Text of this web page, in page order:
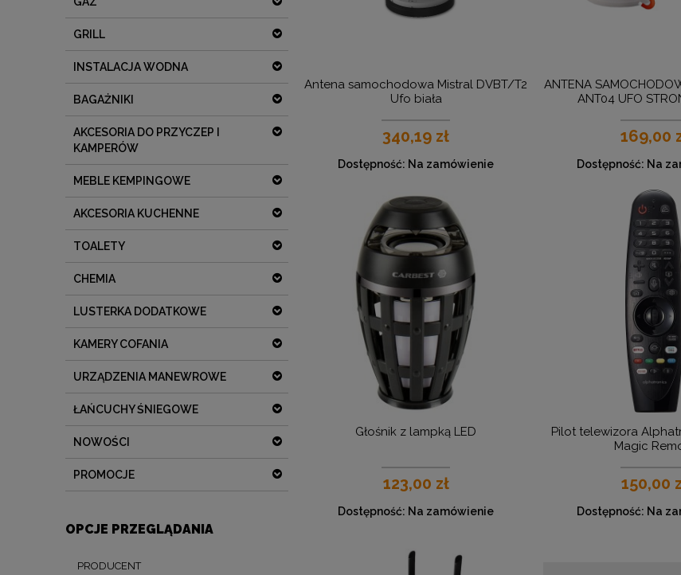
GRILL
INSTALACJA WODNA
BAGAŻNIKI
AKCESORIA DO PRZYCZEP I
KAMPERÓW
MEBLE KEMPINGOWE
AKCESORIA KUCHENNE
TOALETY
CHEMIA
LUSTERKA DODATKOWE
KAMERY COFANIA
URZĄDZENIA MANEWROWE
ŁAŃCUCHY ŚNIEGOWE
NOWOŚCI
PROMOCJE
OPCJE PRZEGLĄDANIA
PRODUCENT
Antena samochodowa Mistral DVBT/T2
Ufo biała
340,19 zł
Dostępność: Na zamówienie
ANTENA
ANT04 UFO
169,00
Dostępność: Na
Głośnik z lampką LED
123,00 zł
Dostępność: Na zamówienie
Pilot telewizora
Magic
150,00
Dostępność: Na